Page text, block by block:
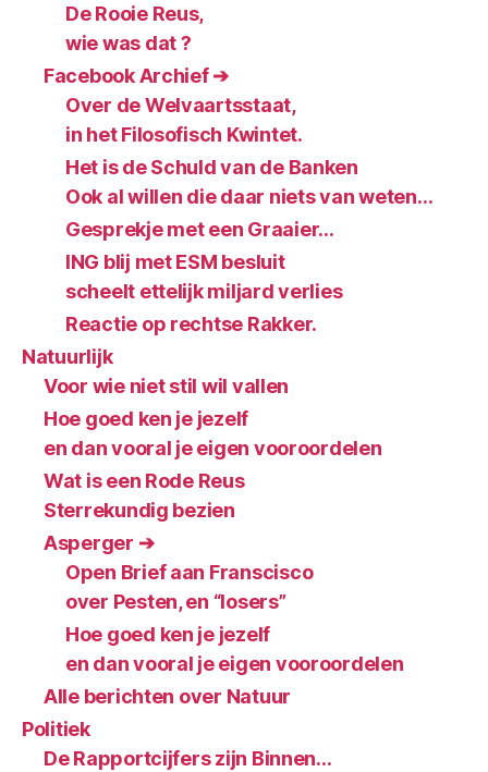
De Rooie Reus,
wie was dat ?
Facebook Archief ➔
Over de Welvaartsstaat,
in het Filosofisch Kwintet.
Het is de Schuld van de Banken
Ook al willen die daar niets van weten…
Gesprekje met een Graaier…
ING blij met ESM besluit
scheelt ettelijk miljard verlies
Reactie op rechtse Rakker.
Natuurlijk
Voor wie niet stil wil vallen
Hoe goed ken je jezelf
en dan vooral je eigen vooroordelen
Wat is een Rode Reus
Sterrekundig bezien
Asperger ➔
Open Brief aan Franscisco
over Pesten, en “losers”
Hoe goed ken je jezelf
en dan vooral je eigen vooroordelen
Alle berichten over Natuur
Politiek
De Rapportcijfers zijn Binnen…